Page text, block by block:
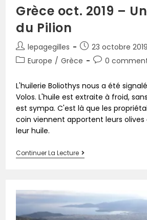
Grèce oct. 2019 –
du Pilion
lepagegilles
23 octobre 2019
Europe / Grèce 0
L'huilerie Boliothys nous a été
Volos. L'huile est extraite à froid,
est sympa. C'est là que les
coin viennent apportent leurs
leur huile.
Continuer La Lecture